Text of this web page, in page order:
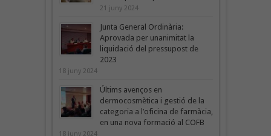
21 juny 2024
Junta General Ordinària:
Aprovada per unanimitat la
liquidació del pressupost de
2023
18 juny 2024
Últims avenços en
dermocosmètica i gestió de la
categoria a l’oficina de farmàcia,
en una nova formació al COFB
18 juny 2024